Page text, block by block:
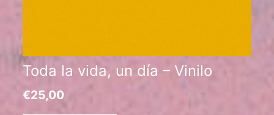
Toda la vida, un día – Vinilo
€25,00